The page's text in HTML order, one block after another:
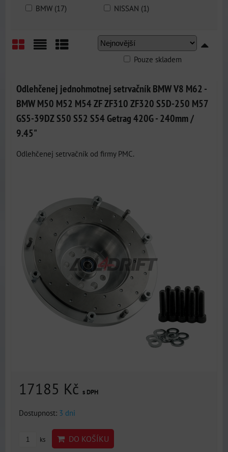
BMW (17)
NISSAN (1)
Pouze skladem
Odlehčenej jednohmotnej setrvačník BMW V8 M62 -
BMW M50 M52 M54 ZF ZF310 ZF320 S5D-250 M57
GS5-39DZ S50 S52 S54 Getrag 420G - 240mm /
9.45"
Odlehčenej setrvačník od firmy PMC.
17185 Kč s DPH
Dostupnost: 3 dni
ks DO KOŠÍKU